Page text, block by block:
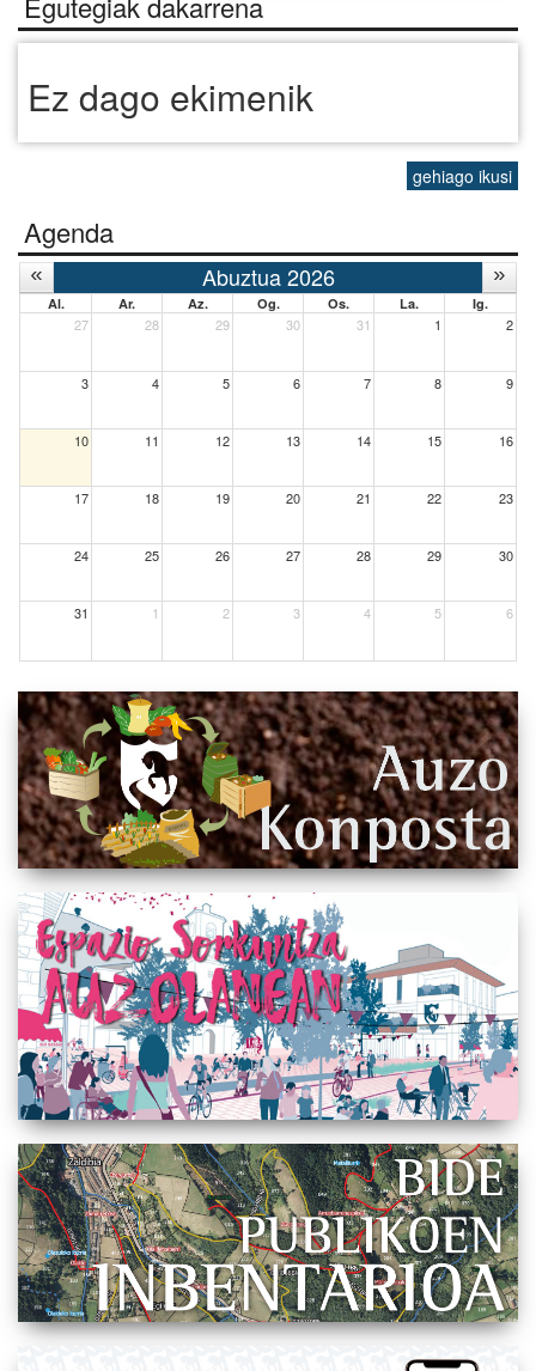
Ez dago ekimenik
gehiago ikusi
Agenda
Abuztua 2026
Al. Ar. Az. Og. Os. La. Ig.
27 28 29 30 31 1 2
3 4 5 6 7 8 9
10 11 12 13 14 15 16
17 18 19 20 21 22 23
24 25 26 27 28 29 30
31 1 2 3 4 5 6